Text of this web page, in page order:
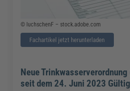
© luchschenF – stock.adobe.com
Fachartikel jetzt herunterladen
Neue
seit dem 24. Juni 2023